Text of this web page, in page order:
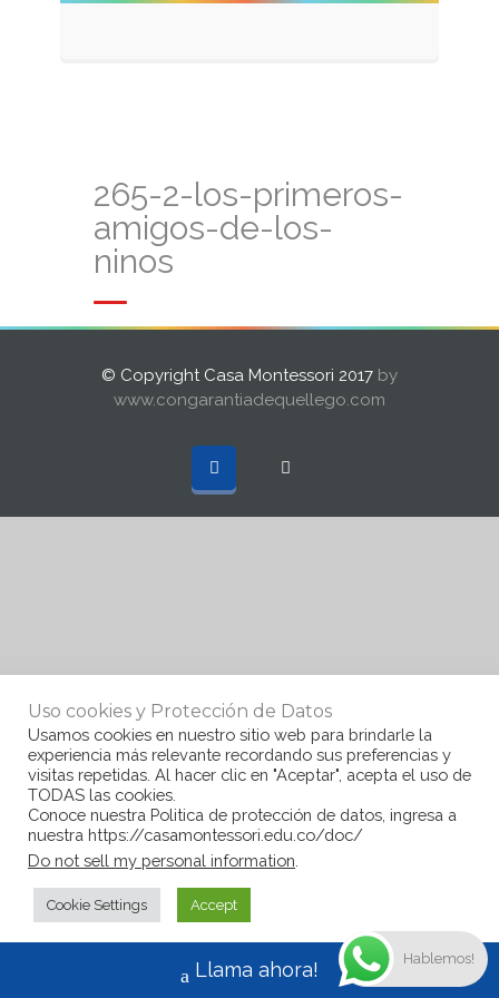
265-2-los-primeros-
amigos-de-los-
ninos
© Copyright Casa Montessori 2017 by
www.congarantiadequellego.com
Uso cookies y Protección de Datos
Usamos cookies en nuestro sitio web para brindarle la
experiencia más relevante recordando sus preferencias y
visitas repetidas. Al hacer clic en "Aceptar", acepta el uso de
TODAS las cookies.
Conoce nuestra Politica de protección de datos, ingresa a
nuestra https://casamontessori.edu.co/doc/
Do not sell my personal information
Cookie Settings Accept
Llama ahora! Hablemos!